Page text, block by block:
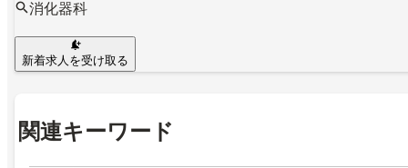
消化器科
新着求人を受け取る
関連キーワード